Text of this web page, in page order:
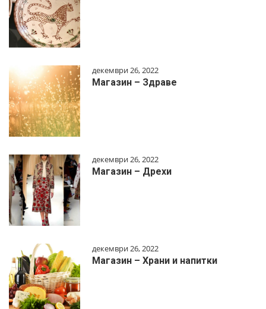
декември 26, 2022
Магазин – Здраве
декември 26, 2022
Магазин – Дрехи
декември 26, 2022
Магазин – Храни и напитки